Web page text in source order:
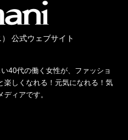
公式ウェブサイト
40代の働く女性が、ファッショ
しくなれる！元気になれる！気
ィアです。